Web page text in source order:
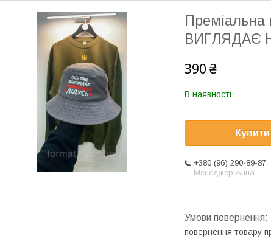
ВИГЛЯДАЄ
390 ₴
В наявності
Купити
+380 (96) 290-89-87
Менеджер Анна
повернення товару